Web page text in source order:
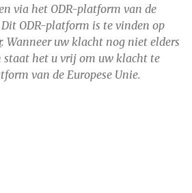
via het ODR-platform van de
ODR-platform is te vinden op
. Wanneer uw klacht nog niet elders
staat het u vrij om uw klacht te
van de Europese Unie.